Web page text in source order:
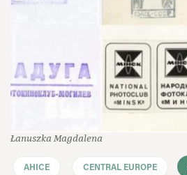
Łanuszka Magdalena
AHICE CENTRAL EUROPE